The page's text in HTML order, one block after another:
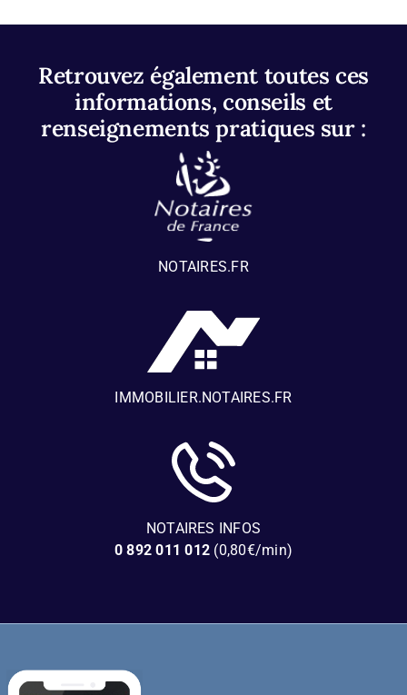
Retrouvez également toutes ces
informations, conseils et
renseignements pratiques sur :
NOTAIRES.FR
IMMOBILIER.NOTAIRES.FR
NOTAIRES INFOS
0 892 011 012 (0,80€/min)